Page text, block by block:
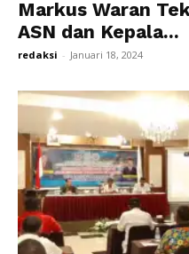
Markus Waran
ASN dan Kepala...
redaksi - Januari 18, 2024